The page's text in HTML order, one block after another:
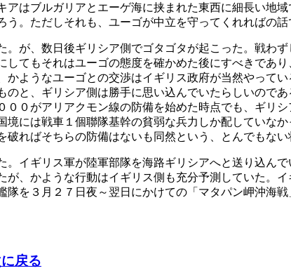
アはブルガリアとエーゲ海に挟まれた東西に細長い地
。ただしそれも、ユーゴが中立を守ってくれればの話
が、数日後ギリシア側でゴタゴタが起こった。戦わ
してもそれはユーゴの態度を確かめた後にすべきであ
かようなユーゴとの交渉はイギリス政府が当然やって
のと、ギリシア側は勝手に思い込んでいたらしいので
００がアリアクモン線の防備を始めた時点でも、ギリ
境には戦車１個聯隊基幹の貧弱な兵力しか配していな
破ればそちらの防備はないも同然という、とんでもない
イギリス軍が陸軍部隊を海路ギリシアへと送り込ん
が、かような行動はイギリス側も充分予測していた。
隊を３月２７日夜～翌日にかけての「マタパン岬沖海
戻る